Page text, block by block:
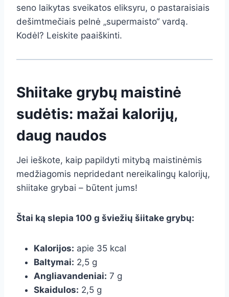
seno laikytas sveikatos eliksyru, o pastaraisiais
dešimtmečiais pelnė „supermaisto“ vardą.
Kodėl? Leiskite paaiškinti.
Shiitake grybų maistinė
sudėtis: mažai kalorijų,
daug naudos
Jei ieškote, kaip papildyti mitybą maistinėmis
medžiagomis nepridedant nereikalingų kalorijų,
shiitake grybai – būtent jums!
Štai ką slepia 100 g šviežių šiitake grybų:
Kalorijos: apie 35 kcal
Baltymai: 2,5 g
Angliavandeniai: 7 g
Skaidulos: 2,5 g